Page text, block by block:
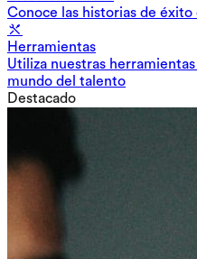
Conoce las historias de
Herramientas
Utiliza nuestras
mundo del talento
Destacado